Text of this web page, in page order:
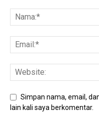
Simpan nama, email,
lain kali saya berkomentar.